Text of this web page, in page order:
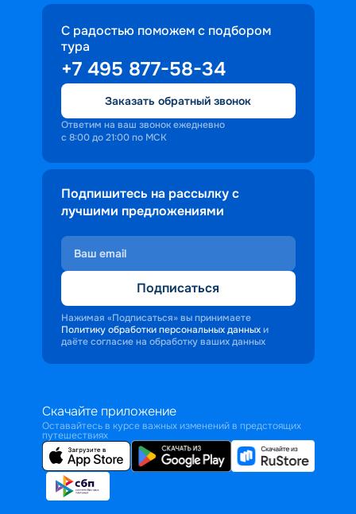
С радостью поможем с подбором
тура
+7 495 877-58-34
Заказать обратный звонок
Ответим на ваш звонок ежедневно
с 8:00 до 21:00 по МСК
Подпишитесь на рассылку с
лучшими предложениями
Подписаться
Нажимая «Подписаться» вы принимаете
Политику обработки персональных данных и
даёте согласие на обработку ваших данных
Скачайте приложение
Оставайтесь в курсе важных изменений в предстоящих
путешествиях